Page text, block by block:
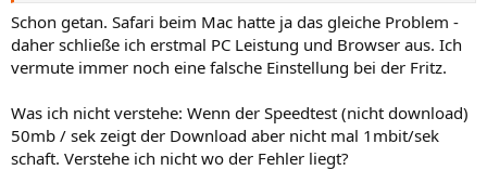
Schon getan. Safari beim Mac hatte ja das gleiche Problem -
daher schließe ich erstmal PC Leistung und Browser aus. Ich
vermute immer noch eine falsche Einstellung bei der Fritz.
Was ich nicht verstehe: Wenn der Speedtest (nicht download)
50mb / sek zeigt der Download aber nicht mal 1mbit/sek
schaft. Verstehe ich nicht wo der Fehler liegt?